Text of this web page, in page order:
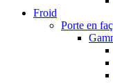
Froid
Porte en